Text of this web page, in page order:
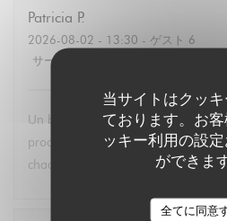
当サイトはクッ
ております。お
ッキー利用の設
ができま
全てに同意
Patricia P
2026-08-02 - 13:30 - ゲスト 6
サービス
Un brunch dominical excellent avec
produits végétariens et bio. Tous les
chaque fois.